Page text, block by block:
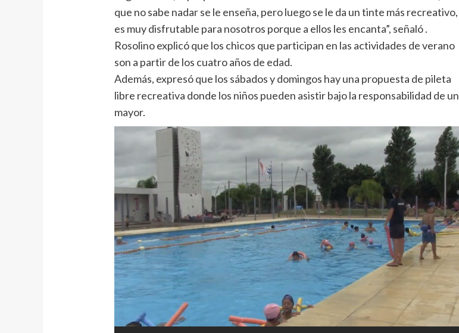
que no sabe nadar se le enseña, pero luego se le da un tinte más recreativo,
es muy disfrutable para nosotros porque a ellos les encanta”, señaló .
Rosolino explicó que los chicos que participan en las actividades de verano
son a partir de los cuatro años de edad.
Además, expresó que los sábados y domingos hay una propuesta de pileta
libre recreativa donde los niños pueden asistir bajo la responsabilidad de un
mayor.